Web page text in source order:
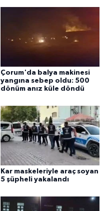
Çorum'da balya makinesi
yangına sebep oldu: 500
dönüm anız küle döndü
Kar maskeleriyle araç soyan
5 şüpheli yakalandı